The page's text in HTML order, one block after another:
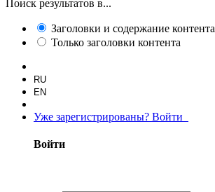
Поиск результатов в...
Заголовки и содержание контента
Только заголовки контента
RU
EN
Уже зарегистрированы? Войти
Войти